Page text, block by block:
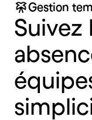
Gestion
Suivez